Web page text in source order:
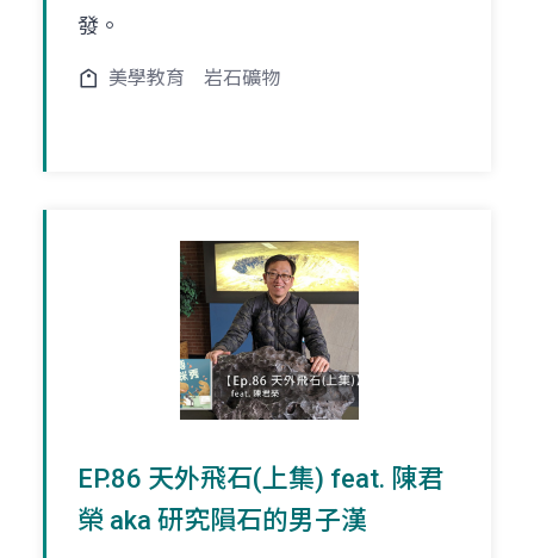
發。
美學教育 岩石礦物
EP.86 天外飛石(上集) feat. 陳君
榮 aka 研究隕石的男子漢